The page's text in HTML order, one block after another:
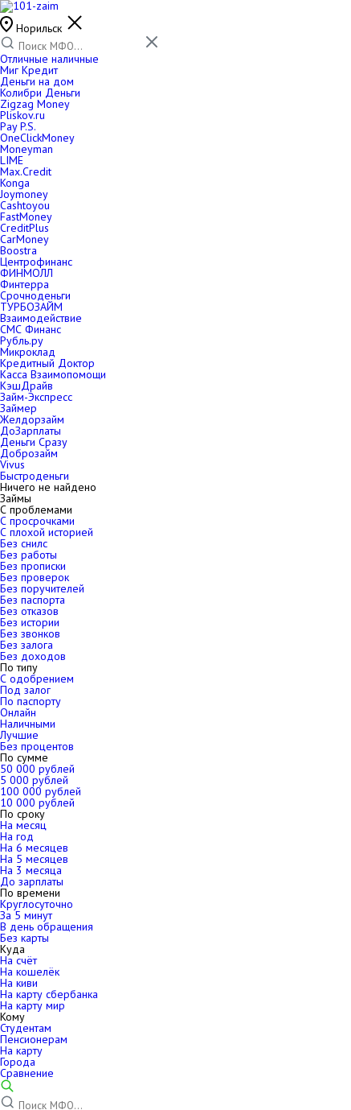
Норильск
Отличные наличные
Миг Кредит
Деньги на дом
Колибри Деньги
Zigzag Money
Pliskov.ru
Pay P.S.
OneClickMoney
Moneyman
LIME
Max.Credit
Konga
Joymoney
Cashtoyou
FastMoney
CreditPlus
CarMoney
Boostra
Центрофинанс
ФИНМОЛЛ
Финтерра
Срочноденьги
ТУРБОЗАЙМ
Взаимодействие
СМС Финанс
Рубль.ру
Микроклад
Кредитный Доктор
Касса Взаимопомощи
КэшДрайв
Займ-Экспресс
Займер
Желдорзайм
ДоЗарплаты
Деньги Сразу
Доброзайм
Vivus
Быстроденьги
Ничего не найдено
Займы
С проблемами
С просрочками
С плохой историей
Без снилс
Без работы
Без прописки
Без проверок
Без поручителей
Без паспорта
Без отказов
Без истории
Без звонков
Без залога
Без доходов
По типу
С одобрением
Под залог
По паспорту
Онлайн
Наличными
Лучшие
Без процентов
По сумме
50 000 рублей
5 000 рублей
100 000 рублей
10 000 рублей
По сроку
На месяц
На год
На 6 месяцев
На 5 месяцев
На 3 месяца
До зарплаты
По времени
Круглосуточно
За 5 минут
В день обращения
Без карты
Куда
На счёт
На кошелёк
На киви
На карту сбербанка
На карту мир
Кому
Студентам
Пенсионерам
На карту
Города
Сравнение